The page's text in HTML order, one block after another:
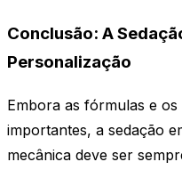
Conclusão: A
Personalização
Embora as fórmulas e os
importantes, a sedação
mecânica deve ser